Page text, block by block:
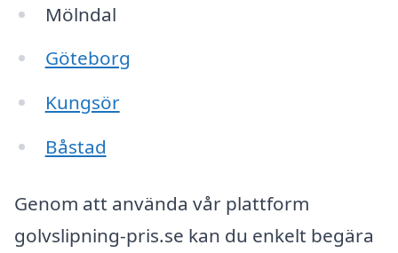
Mölndal
Göteborg
Kungsör
Båstad
Genom att använda vår plattform
golvslipning-pris.se kan du enkelt begära